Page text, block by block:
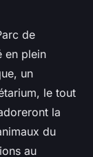
de
en plein
un
le tout
la
du
au